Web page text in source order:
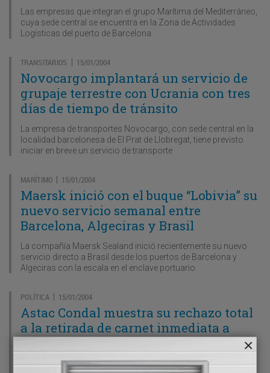
Las empresas que integran el grupo Marítima del Mediterráneo,
cuya sede central se encuentra en la Zona de Actividades
Logísticas del puerto de Barcelona
TRANSITARIOS | 15/01/2004
Novocargo implantará un servicio de
grupaje terrestre con Ucrania con tres
días de tiempo de tránsito
La empresa de transportes Novocargo, con sede central en la
localidad barcelonesa de El Prat de Llobregat, tiene previsto
iniciar en breve un servicio de transporte
MARÍTIMO | 15/01/2004
Maersk inició con el buque “Lobivia” su
nuevo servicio semanal entre
Barcelona, Algeciras y Brasil
La compañía Maersk Sealand inició recientemente su nuevo
servicio directo a Brasil desde los puertos de Barcelona y
Algeciras con la escala en el enclave portuario
POLÍTICA | 15/01/2004
Astac Condal muestra su rechazo total
a la retirada de carnet inmediata a
conductores profesionales
La asociación de transportistas autónomos Astac Condal